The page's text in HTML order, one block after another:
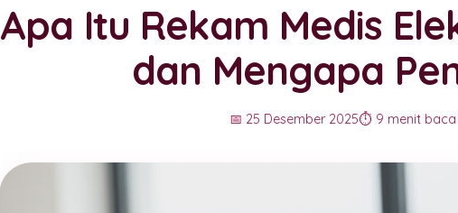
Apa Itu Rekam Medis
dan Mengapa
📅 25 Desember 2025⏱️ 9 menit baca